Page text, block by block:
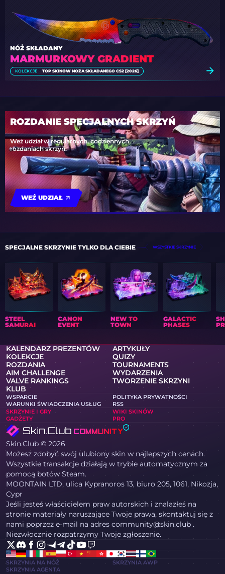
MARMURKOWY GRADIENT
NÓŻ SKŁADANY
KOLEKCJE TOP SKINÓW NOŻA SKŁADANEGO CS2 [2026]
ROZDANIE SPECJALNYCH SKRZYŃ
Weź udział w regularnych, codziennych
rozdaniach skrzyń.
WEŹ UDZIAŁ
SPECJALNE SKRZYNIE TYLKO DLA CIEBIE WSZYSTKIE SKRZYNIE
STEEL
SAMURAI
CANON
EVENT
NEW TO
TOWN
GALACTIC
PHASES
KALENDARZ PREZENTÓW
ARTYKUŁY
KOLEKCJE
QUIZY
ROZDANIA
TOURNAMENTS
AIM CHALLENGE
WYDARZENIA
VALVE RANKINGS
TWORZENIE SKRZYNI
KLUB
WSPARCIE
POLITYKA PRYWATNOŚCI
WARUNKI ŚWIADCZENIA USŁUG
RSS
SKRZYNIE I GRY
WIKI SKINÓW
GADŻETY
PRO
Skin.Club © 2026
Możesz zdobyć swój ulubiony skin w najlepszych cenach.
Wszystkie transakcje działają w trybie automatycznym za
pomocą botów Steam.
MOONTAIN LTD, ulica Kypranoros 13, biuro 205, 1061, Nikozja,
Cypr
Jeśli jesteś właścicielem praw autorskich i znalazłeś na
stronie materiały naruszające Twoje prawa, skontaktuj się z
nami poprzez e-mail na adres community@skin.club .
Niezwłocznie rozpatrzymy Twoje zgłoszenie.
SKRZYNIA NA NÓŻ
SKRZYNIA AWP
SKRZYNIA AGENTA